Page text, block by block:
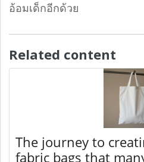
อ้อมเด็กอีกด้วย
Related content
The journey to
fabric bags that